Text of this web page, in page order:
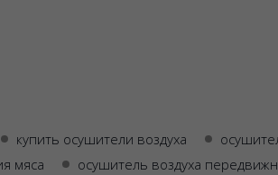
купить осушители воздуха
мяса
осушитель воздуха